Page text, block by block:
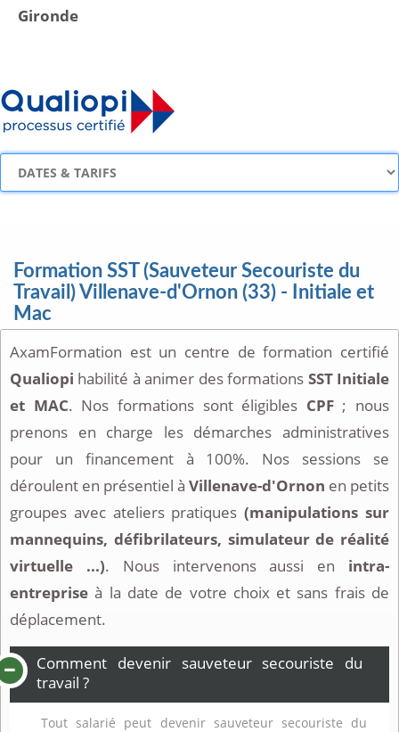
Gironde
Formation SST (Sauveteur Secouriste du
Travail) Villenave-d'Ornon (33) - Initiale et
Mac
AxamFormation est un centre de formation certifié
Qualiopi habilité à animer des formations SST Initiale
et MAC. Nos formations sont éligibles CPF; nous
prenons en charge les démarches administratives
pour un financement à 100%. Nos sessions se
déroulent en présentiel à Villenave-d'Ornon en petits
groupes avec ateliers pratiques(manipulations sur
mannequins, défibrilateurs, simulateur de réalité
virtuelle ...). Nous intervenons aussi en intra-
entreprise à la date de votre choix et sans frais de
déplacement.
Comment devenir sauveteur secouriste du
travail ?
Tout salarié peut devenir sauveteur secouriste du